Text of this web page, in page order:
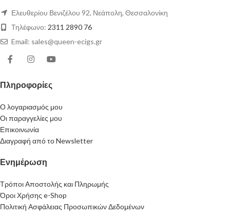
Ελευθερίου Βενιζέλου 92, Νεάπολη, Θεσσαλονίκη
Τηλέφωνο: 2311 2890 76
Email: sales@queen-ecigs.gr
Πληροφορίες
Ο λογαριασμός μου
Οι παραγγελίες μου
Επικοινωνία
Διαγραφή από το Newsletter
Ενημέρωση
Τρόποι Αποστολής και Πληρωμής
Όροι Χρήσης e-Shop
Πολιτική Ασφάλειας Προσωπικών Δεδομένων